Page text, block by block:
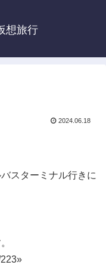
想旅行
2024.06.18
スターミナル行きに